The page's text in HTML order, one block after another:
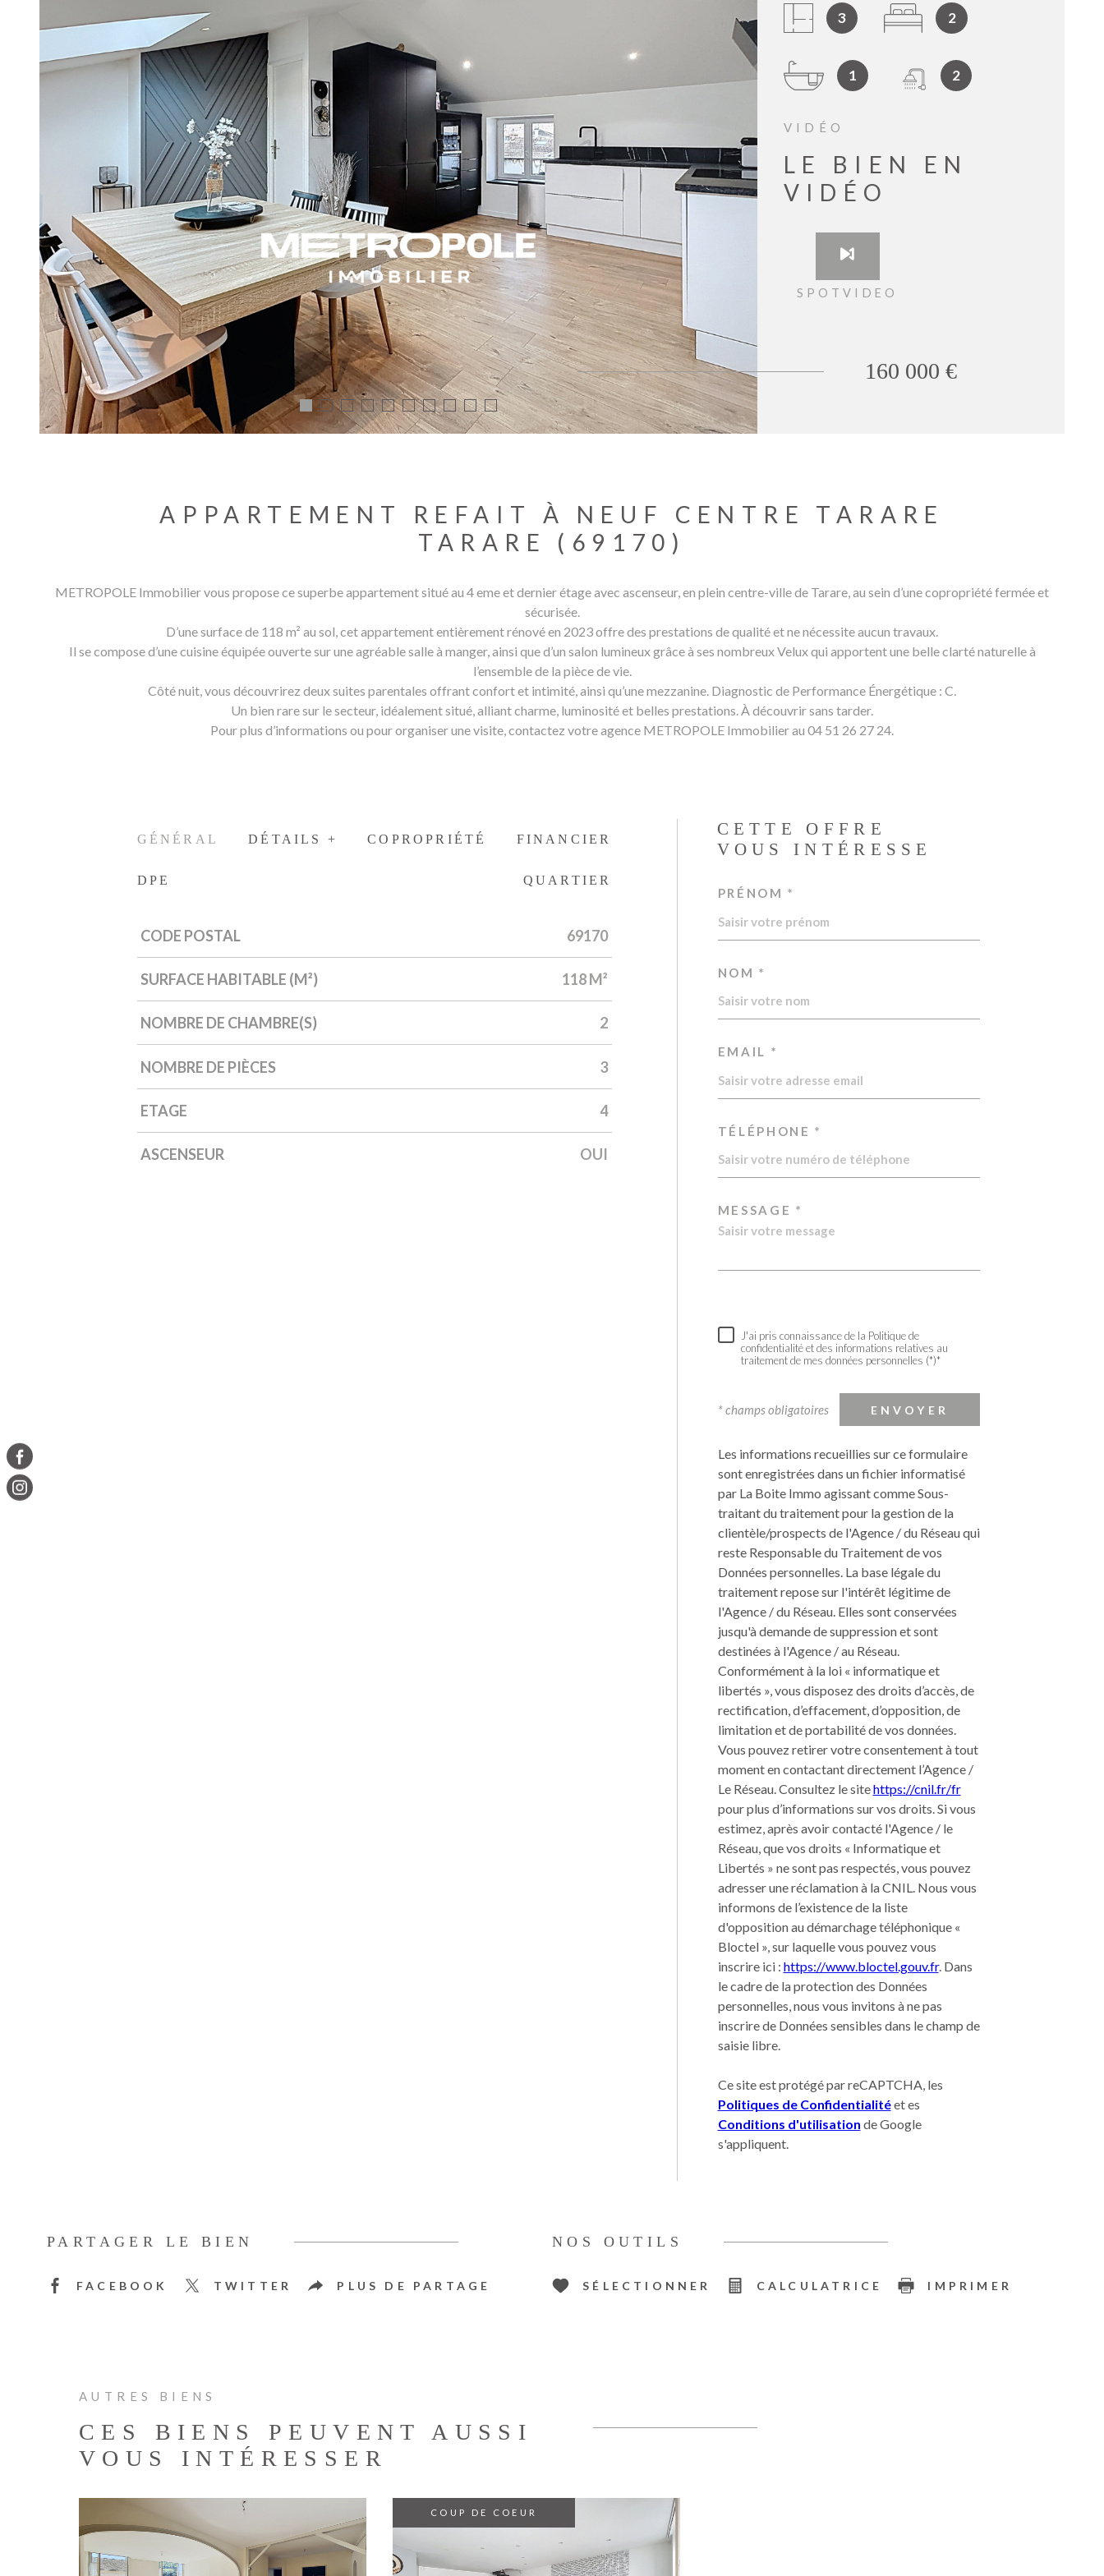
3 2
1 2
VIDÉO
LE BIEN EN
VIDÉO
SPOTVIDEO
160 000 €
APPARTEMENT REFAIT À NEUF CENTRE TARARE
TARARE (69170)
METROPOLE Immobilier vous propose ce superbe appartement situé au 4 eme et dernier étage avec ascenseur, en plein centre-ville de Tarare, au sein d’une copropriété fermée et
sécurisée.
D’une surface de 118 m² au sol, cet appartement entièrement rénové en 2023 offre des prestations de qualité et ne nécessite aucun travaux.
Il se compose d’une cuisine équipée ouverte sur une agréable salle à manger, ainsi que d’un salon lumineux grâce à ses nombreux Velux qui apportent une belle clarté naturelle à
l’ensemble de la pièce de vie.
Côté nuit, vous découvrirez deux suites parentales offrant confort et intimité, ainsi qu’une mezzanine. Diagnostic de Performance Énergétique : C.
Un bien rare sur le secteur, idéalement situé, alliant charme, luminosité et belles prestations. À découvrir sans tarder.
Pour plus d’informations ou pour organiser une visite, contactez votre agence METROPOLE Immobilier au 04 51 26 27 24.
GÉNÉRAL DÉTAILS + COPROPRIÉTÉ FINANCIER
DPE QUARTIER
Caractérisque Valeurs
CODE POSTAL 69170
SURFACE HABITABLE (M²) 118 M²
NOMBRE DE CHAMBRE(S) 2
NOMBRE DE PIÈCES 3
ETAGE 4
ASCENSEUR OUI
CETTE OFFRE
VOUS INTÉRESSE
PRÉNOM *
NOM *
EMAIL *
TÉLÉPHONE *
MESSAGE *
J'ai pris connaissance de la Politique de
confidentialité et des informations relatives au
traitement de mes données personnelles (*)*
* champs obligatoires ENVOYER
Les informations recueillies sur ce formulaire
sont enregistrées dans un fichier informatisé
par La Boite Immo agissant comme Sous-
traitant du traitement pour la gestion de la
clientèle/prospects de l'Agence / du Réseau qui
reste Responsable du Traitement de vos
Données personnelles. La base légale du
traitement repose sur l'intérêt légitime de
l'Agence / du Réseau. Elles sont conservées
jusqu'à demande de suppression et sont
destinées à l'Agence / au Réseau.
Conformément à la loi « informatique et
libertés », vous disposez des droits d’accès, de
rectification, d’effacement, d’opposition, de
limitation et de portabilité de vos données.
Vous pouvez retirer votre consentement à tout
moment en contactant directement l’Agence /
Le Réseau. Consultez le sitehttps://cnil.fr/fr
pour plus d’informations sur vos droits. Si vous
estimez, après avoir contacté l'Agence / le
Réseau, que vos droits « Informatique et
Libertés » ne sont pas respectés, vous pouvez
adresser une réclamation à la CNIL. Nous vous
informons de l’existence de la liste
d'opposition au démarchage téléphonique «
Bloctel », sur laquelle vous pouvez vous
inscrire ici : https://www.bloctel.gouv.fr. Dans
le cadre de la protection des Données
personnelles, nous vous invitons à ne pas
inscrire de Données sensibles dans le champ de
saisie libre.
Ce site est protégé par reCAPTCHA, les
Politiques de Confidentialitéet es
Conditions d'utilisation de Google
s'appliquent.
PARTAGER LE BIEN
FACEBOOK TWITTER PLUS DE PARTAGE
NOS OUTILS
SÉLECTIONNER CALCULATRICE IMPRIMER
AUTRES BIENS
CES BIENS PEUVENT AUSSI
VOUS INTÉRESSER
COUP DE COEUR